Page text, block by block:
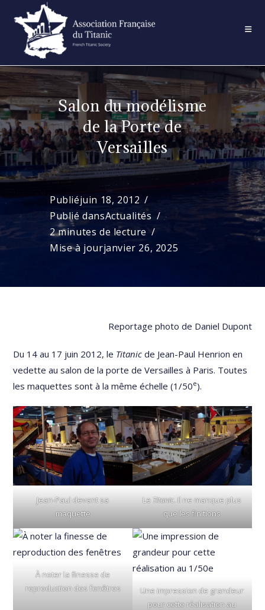
content
Salon du modélisme
de la Porte de
Versailles
Publiéjuin 18, 2012
Publié dansActualités
2 minutes de lecture
Mise à jourjanvier 26, 2025
Reportage photo de Daniel Dupont
Du 14 au 17 juin 2012, le Titanicde Jean-Paul Henrion en
vedette au salon de la porte de Versailles à Paris. Toutes
les maquettes sont à la même échelle (1/50e).
Jean-Paul devant sa
maquette
Le Titanic. Il ne manque plus
que les finitions
À noter la finesse de
reproduction des fenêtres
Une impression de grandeur
pour cette réalisation au